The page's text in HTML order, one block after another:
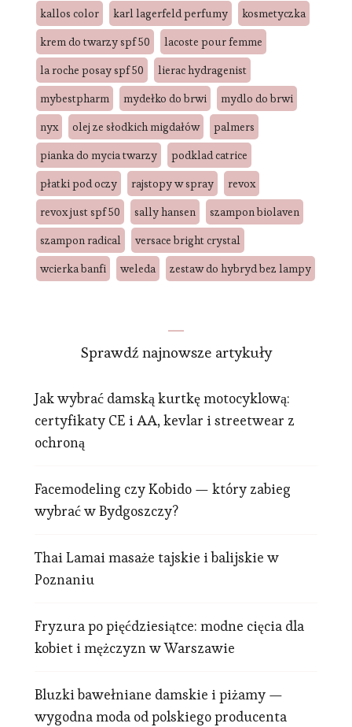
kallos color karl lagerfeld perfumy
kosmetyczka
krem do twarzy spf 50
lacoste pour femme
la roche posay spf 50
lierac hydragenist
mybestpharm
mydełko do brwi
mydlo do brwi
nyx
olej ze słodkich migdałów
palmers
pianka do mycia twarzy
podklad catrice
płatki pod oczy
rajstopy w spray
revox
revox just spf 50
sally hansen
szampon biolaven
szampon radical
versace bright crystal
wcierka banfi
weleda zestaw do hybryd bez lampy
Sprawdź najnowsze artykuły
Jak wybrać damską kurtkę motocyklową:
certyfikaty CE i AA, kevlar i streetwear z
ochroną
Facemodeling czy Kobido — który zabieg
wybrać w Bydgoszczy?
Thai Lamai masaże tajskie i balijskie w
Poznaniu
Fryzura po pięćdziesiątce: modne cięcia dla
kobiet i mężczyzn w Warszawie
Bluzki bawełniane damskie i piżamy —
wygodna moda od polskiego producenta